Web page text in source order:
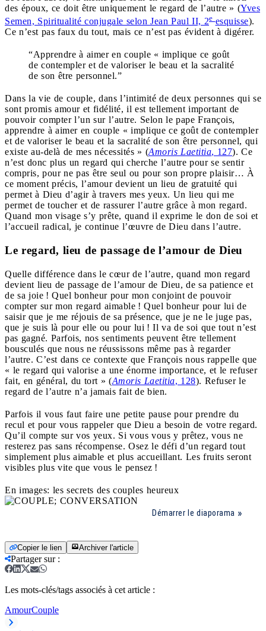
des époux, ce doit être uniquement le regard de l’autre » (Yves
Semen, Spiritualité conjugale selon Jean Paul II, 2e esquisse).
Ce n’est pas faux du tout, mais ce n’est pas évident à digérer.
“Apprendre à aimer en couple « implique ce goût
de contempler et de valoriser le beau et la sacralité
de son être personnel.”
Dans la vie de couple, dans l’intimité de deux personnes qui se
sont promis amour et fidélité, il est tellement important de
pouvoir compter l’un sur l’autre. Selon le pape François,
apprendre à aimer en couple « implique ce goût de contempler
et de valoriser le beau et la sacralité de son être personnel, qui
existe au-delà de mes nécessités » (Amoris Laetitia, 127). Ce
n’est donc plus un regard qui cherche l’autre pour se sentir
compris, pour ne pas être seul ou pour son propre plaisir… À
ce moment précis, l’amour devient un lieu de gratuité qui
permet à Dieu d’agir à travers mes yeux. Un lieu qui me
permet de toucher et de rassurer l’autre grâce à mon regard.
Quand mon visage s’y prête, quand il exprime le don de soi et
l’accueil radical, je continue l’œuvre de Dieu dans l’autre.
Le regard, lieu de passage de l’amour de Dieu
Quelle différence dans le cœur de l’autre, quand mon regard
devient lieu de passage de l’amour de Dieu, de sa patience et
de sa joie ! Quel bonheur pour mon conjoint de pouvoir
compter sur mon regard aimable ! Quel bonheur pour lui de
saisir que je me réjouis de sa présence, que je ne le juge pas,
que je suis là pour elle ou pour lui ! Il va de soi que tout n’est
pas gagné. Parfois, nos sentiments peuvent être tellement
bousculés que nous ne réussissons même pas à regarder
l’autre. C’est dans ce contexte que François nous rappelle que
« le regard qui valorise a une énorme importance, et le refuser
fait, en général, du tort » (Amoris Laetitia, 128). Refuser le
regard de l’autre n’a jamais fait de bien.
Parfois il vous faut faire une petite pause pour prendre du
recul et pour vous rappeler que Dieu a besoin de votre regard.
Qu’il compte sur vos yeux. Si vous vous y prêtez, vous ne
resterez pas sans récompense. Osez le défi d’un regard tout
simplement plus aimable et plus accueillant. Les fruits seront
visibles plus vite que vous le pensez !
En images: les secrets des couples heureux
Démarrer le diaporama
Copier le lien Archiver l'article
Partager sur:
Les mots-clés/tags associés à cet article :
AmourCouple